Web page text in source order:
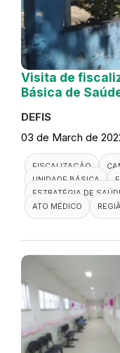
Visita de
Básica de
DEFIS
03 de March de
FISCALIZAÇÃO
UNIDADE BÁSICA
ESTRATÉGIA DE
ATO MÉDICO